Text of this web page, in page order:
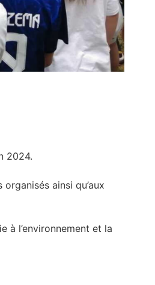
2024.
ainsi qu’aux
à l’environnement et la